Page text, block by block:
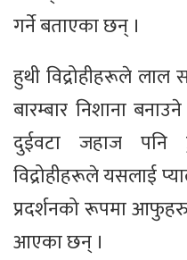
गर्ने बताएका छन् ।
हुथी विद्रोहीहरूले लाल
बारम्बार निशाना
दुईवटा जहाज पनि
विद्रोहीहरूले यसलाई
प्रदर्शनको रूपमा
आएका छन् ।